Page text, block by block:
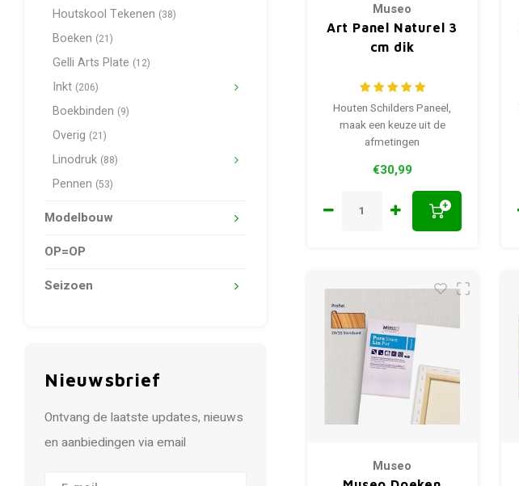
Houtskool Tekenen (38)
Boeken (21)
Gelli Arts Plate (12)
Inkt (206)
Boekbinden (9)
Overig (21)
Linodruk (88)
Pennen (53)
Modelbouw
OP=OP
Seizoen
Nieuwsbrief
Ontvang de laatste updates, nieuws
en aanbiedingen via email
Museo
Art Panel Naturel 3
cm dik
Houten Schilders Paneel,
maak een keuze uit de
afmetingen
€30,99
+
Museo